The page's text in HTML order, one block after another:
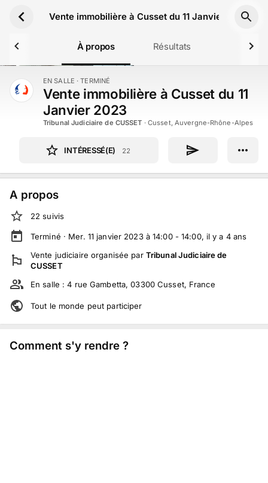
Vente immobilière à Cusset du 11 Janvier 2023
À propos Résultats
TERMINÉ EN SALLE · TERMINÉ
Vente immobilière à Cusset du 11
Janvier 2023
Tribunal Judiciaire de CUSSET · Cusset, Auvergne-Rhône-Alpes
INTÉRESSÉ(E) 22
A propos
22 suivis
Terminé · Mer. 11 janvier 2023 à 14:00 - 14:00, il y a 4 ans
Vente judiciaire organisée par Tribunal Judiciaire de
CUSSET
En salle :4 rue Gambetta, 03300 Cusset, France
Tout le monde peut participer
Comment s'y rendre ?